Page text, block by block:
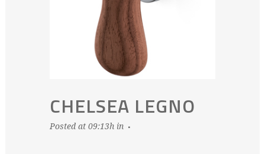
CHELSEA LEGNO
Posted at 09:13h in